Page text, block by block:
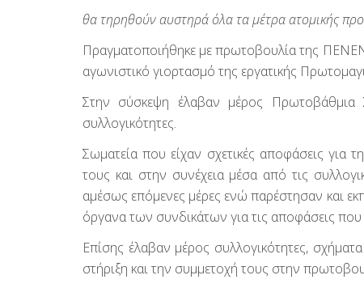
θα τηρηθούν αυστηρά όλα τα μέτρα ατομικής
Πραγματοποιήθηκε με πρωτοβουλία της
αγωνιστικό γιορτασμό της εργατικής
Στην σύσκεψη έλαβαν μέρος Πρωτοβάθμια
συλλογικότητες.
Σωματεία που είχαν σχετικές αποφάσεις
τους και στην συνέχεια μέσα από τις
αμέσως επόμενες μέρες ενώ παρέστησαν και
όργανα των συνδικάτων για τις αποφάσεις
Επίσης έλαβαν μέρος συλλογικότητες,
στήριξη και την συμμετοχή τους στην